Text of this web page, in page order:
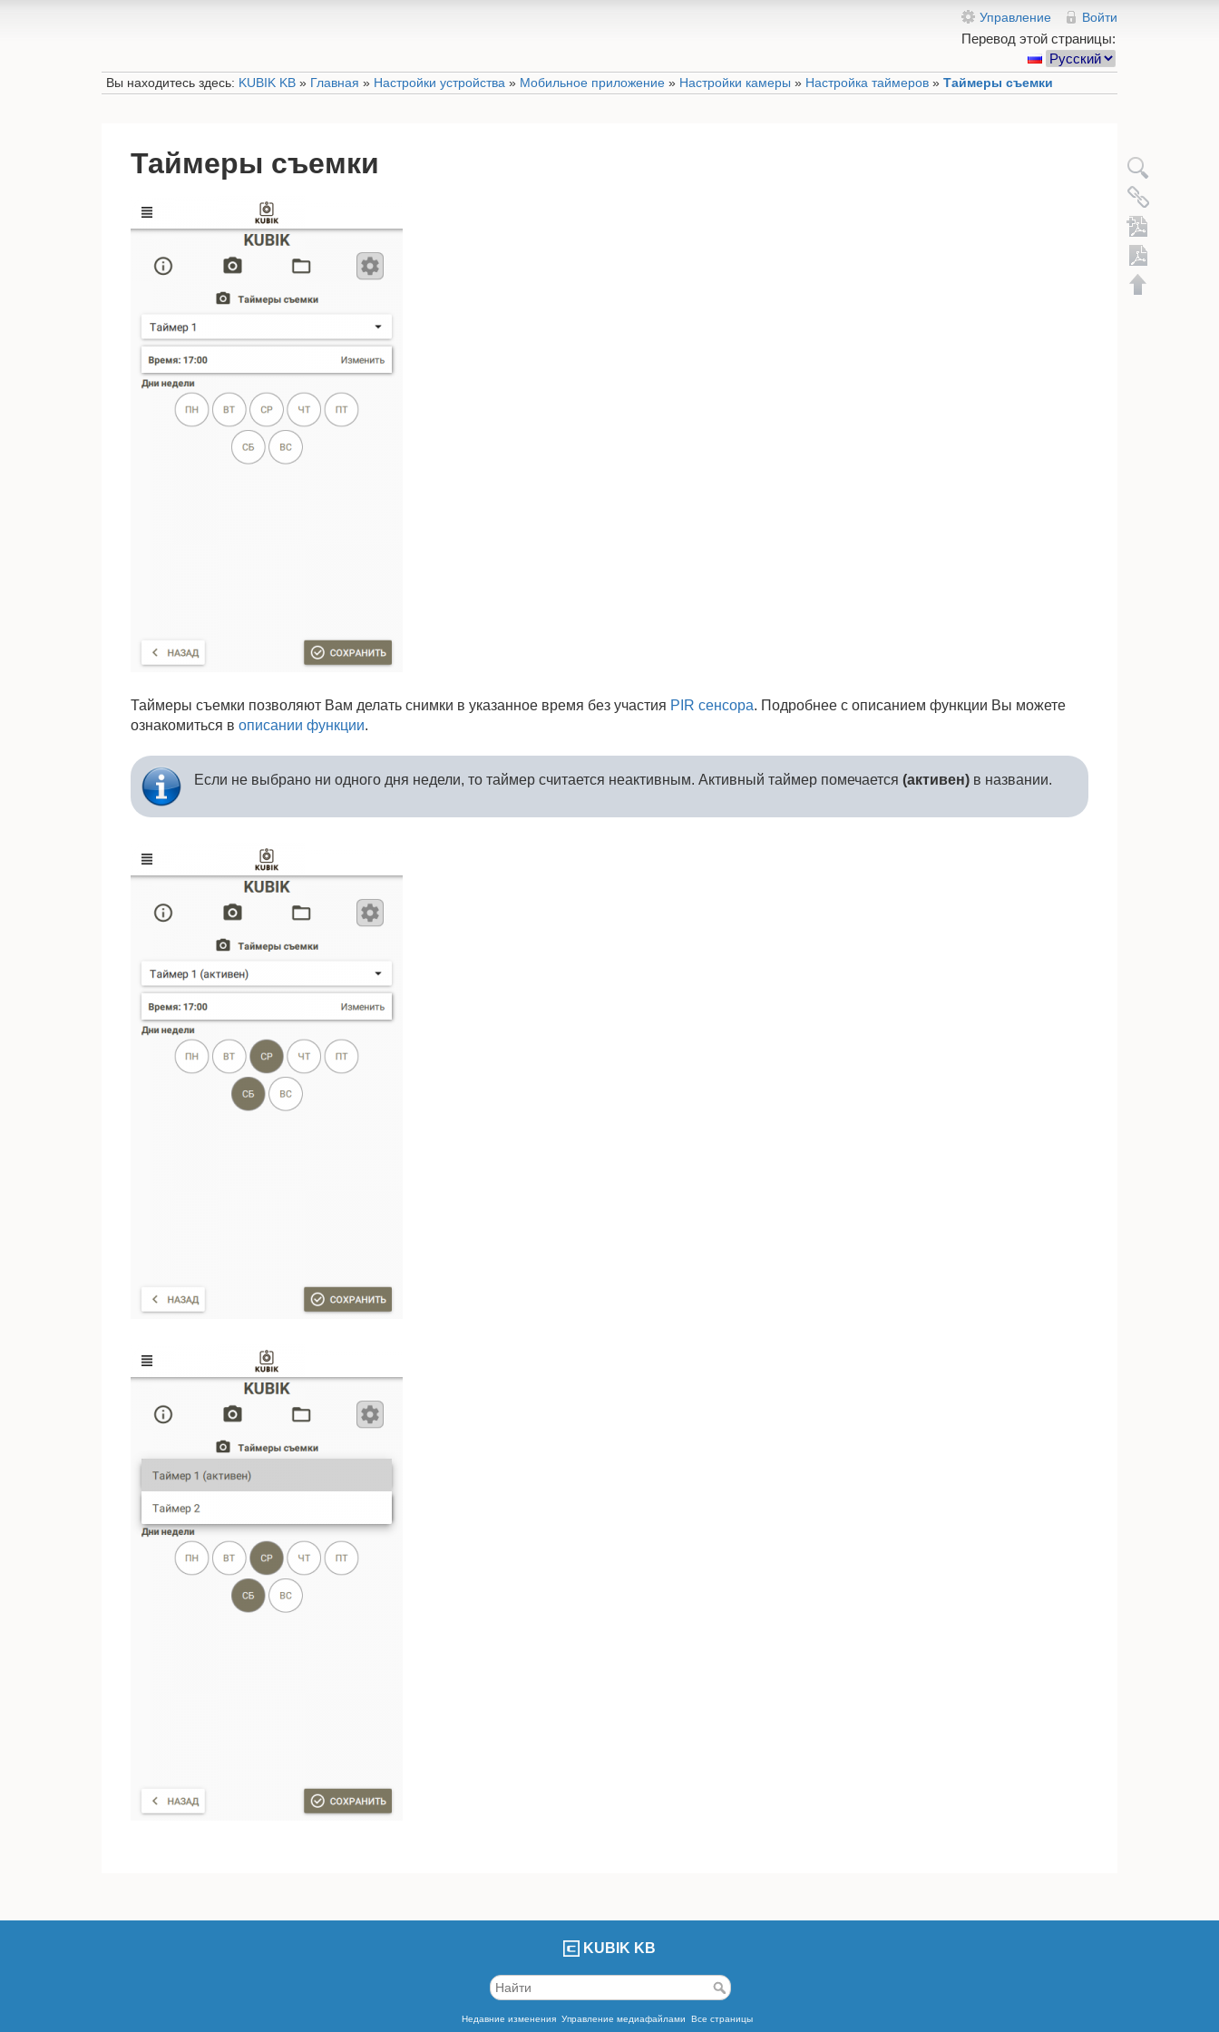
Перевод этой страницы:
Управление Войти
Вы находитесь здесь: KUBIK KB» Главная » Настройки устройства» Мобильное приложение» Настройки камеры » Настройка таймеров» Таймеры съемки
Таймеры съемки
Таймеры съемки позволяют Вам делать снимки в указанное время без участия PIR сенсора. Подробнее с описанием функции Вы можете
ознакомиться в описании функции.
Если не выбрано ни одного дня недели, то таймер считается неактивным. Активный таймер помечается (активен) в названии.
KUBIK KB
Недавние изменения Управление медиафайлами Все страницы